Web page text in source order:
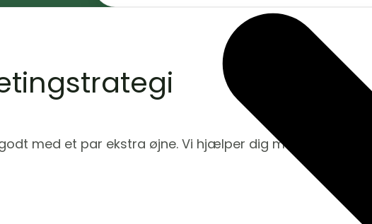
med et par ekstra øjne. Vi hjælper dig med at